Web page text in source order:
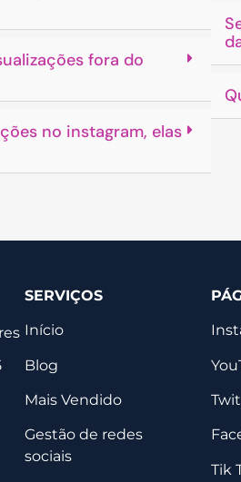
fora do
no instagram, elas
SERVIÇOS
Início
Blog
Mais Vendido
Gestão de redes
sociais
Tik